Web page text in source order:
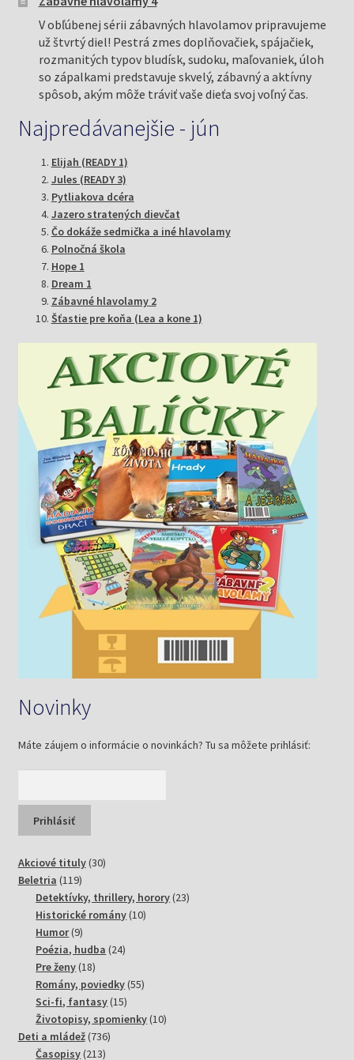
V obľúbenej sérii zábavných hlavolamov pripravujeme
už štvrtý diel! Pestrá zmes doplňovačiek, spájačiek,
rozmanitých typov bludísk, sudoku, maľovaniek, úloh
so zápalkami predstavuje skvelý, zábavný a aktívny
spôsob, akým môže tráviť vaše dieťa svoj voľný čas.
Najpredávanejšie - jún
Elijah (READY 1)
Jules (READY 3)
Pytliakova dcéra
Jazero stratených dievčat
Čo dokáže sedmička a iné hlavolamy
Polnočná škola
Hope 1
Dream 1
Zábavné hlavolamy 2
Šťastie pre koňa (Lea a kone 1)
Novinky
Máte záujem o informácie o novinkách? Tu sa môžete prihlásiť:
Akciové tituly 3030
Beletria 119119
produktov
Detektívky, thrillery, horory 2323
Historické romány 1010
Humor 99
produktov
Poézia, hudba 2424
Pre ženy 1818
produktov
Romány, poviedky 5555
Sci-fi, fantasy 1515
produktov
Životopisy, spomienky 1010
Deti a mládež 736736
Časopisy 213213